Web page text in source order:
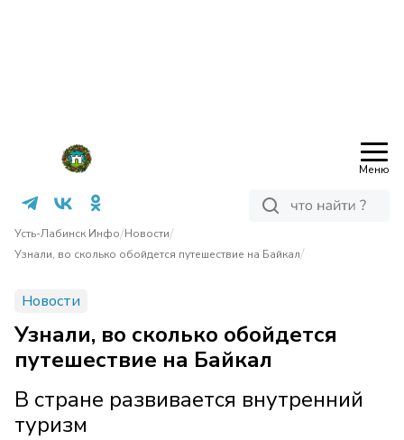
Меню
Усть-Лабинск Инфо/Новости/
Узнали, во сколько обойдется путешествие на Байкал/
Новости
Узнали, во сколько обойдется
путешествие на Байкал
В стране развивается внутренний
туризм